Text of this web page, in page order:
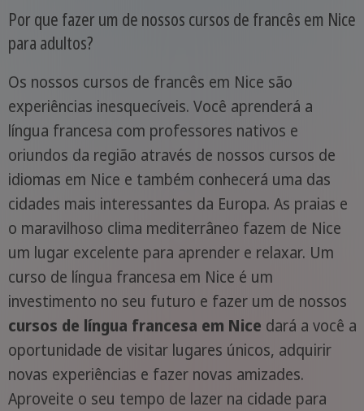
Por que fazer um de nossos cursos de francês em Nice
para adultos?
Os nossos cursos de francês em Nice são
experiências inesquecíveis. Você aprenderá a
língua francesa com professores nativos e
oriundos da região através de nossos cursos de
idiomas em Nice e também conhecerá uma das
cidades mais interessantes da Europa. As praias e
o maravilhoso clima mediterrâneo fazem de Nice
um lugar excelente para aprender e relaxar. Um
curso de língua francesa em Nice é um
investimento no seu futuro e fazer um de nossos
cursos de língua francesa em Nice dará a você a
oportunidade de visitar lugares únicos, adquirir
novas experiências e fazer novas amizades.
Aproveite o seu tempo de lazer na cidade para